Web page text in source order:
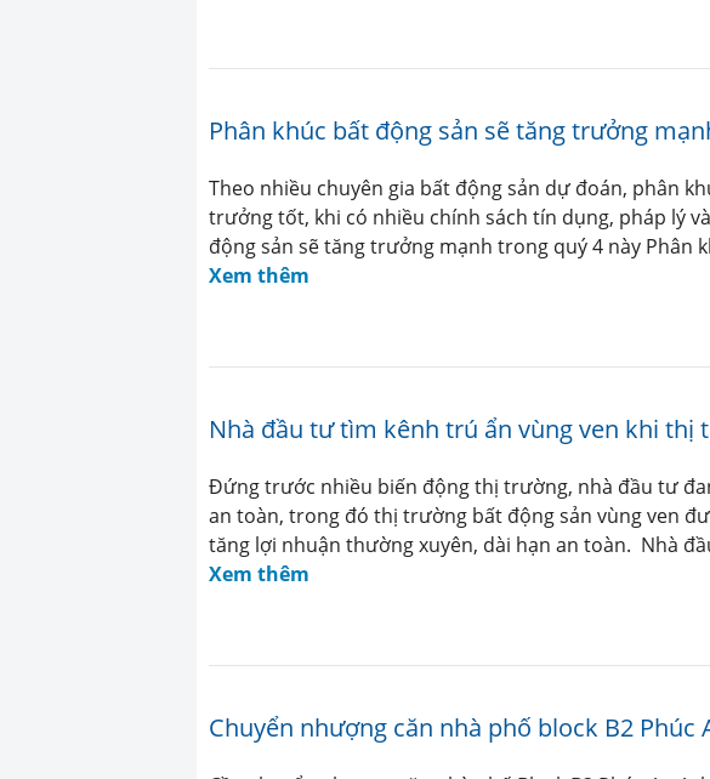
Phân khúc bất động sản sẽ tăng trưởng
Theo nhiều chuyên gia bất động sản dự đoán, phân
trưởng tốt, khi có nhiều chính sách tín dụng, pháp lý
động sản sẽ tăng trưởng mạnh trong quý 4 này Phân
Xem thêm
Nhà đầu tư tìm kênh trú ẩn vùng ven khi thị
Đứng trước nhiều biến động thị trường, nhà đầu tư
an toàn, trong đó thị trường bất động sản vùng ven
tăng lợi nhuận thường xuyên, dài hạn an toàn. Nhà
Xem thêm
Chuyển nhượng căn nhà phố block B2 Phúc